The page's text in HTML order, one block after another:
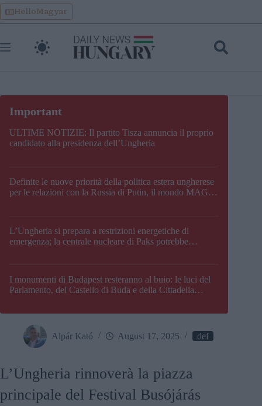
Skip
to
content
HelloMagyar
ULTIME NOTIZIE: Il partito Tisza annuncia il proprio
candidato alla presidenza dell’Ungheria
Definite le nuove priorità della politica estera ungherese
per le relazioni con la Russia di Putin, il mondo MAGA,
L’Ungheria si prepara a restrizioni energetiche di
emergenza; la centrale nucleare di Paks potrebbe
I monumenti di Budapest resteranno al buio: le luci del
Parlamento, del Castello di Buda e della Cittadella
Alpár Kató August 17, 2025 def
L’Ungheria rinnoverà la piazza
principale del Festival Busójárás